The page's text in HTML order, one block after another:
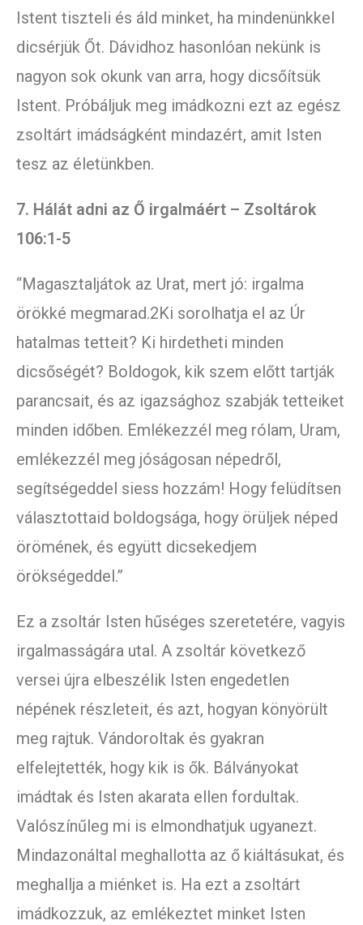
Istent tiszteli és áld minket, ha mindenünkkel
dicsérjük Őt. Dávidhoz hasonlóan nekünk is
nagyon sok okunk van arra, hogy dicsőítsük
Istent. Próbáljuk meg imádkozni ezt az egész
zsoltárt imádságként mindazért, amit Isten
tesz az életünkben.
7. Hálát adni az Ő irgalmáért – Zsoltárok
106:1-5
“Magasztaljátok az Urat, mert jó: irgalma
örökké megmarad.2Ki sorolhatja el az Úr
hatalmas tetteit? Ki hirdetheti minden
dicsőségét? Boldogok, kik szem előtt tartják
parancsait, és az igazsághoz szabják tetteiket
minden időben. Emlékezzél meg rólam, Uram,
emlékezzél meg jóságosan népedről,
segítségeddel siess hozzám! Hogy felüdítsen
választottaid boldogsága, hogy örüljek néped
örömének, és együtt dicsekedjem
örökségeddel.”
Ez a zsoltár Isten hűséges szeretetére, vagyis
irgalmasságára utal. A zsoltár következő
versei újra elbeszélik Isten engedetlen
népének részleteit, és azt, hogyan könyörült
meg rajtuk. Vándoroltak és gyakran
elfelejtették, hogy kik is ők. Bálványokat
imádtak és Isten akarata ellen fordultak.
Valószínűleg mi is elmondhatjuk ugyanezt.
Mindazonáltal meghallotta az ő kiáltásukat, és
meghallja a miénket is. Ha ezt a zsoltárt
imádkozzuk, az emlékeztet minket Isten